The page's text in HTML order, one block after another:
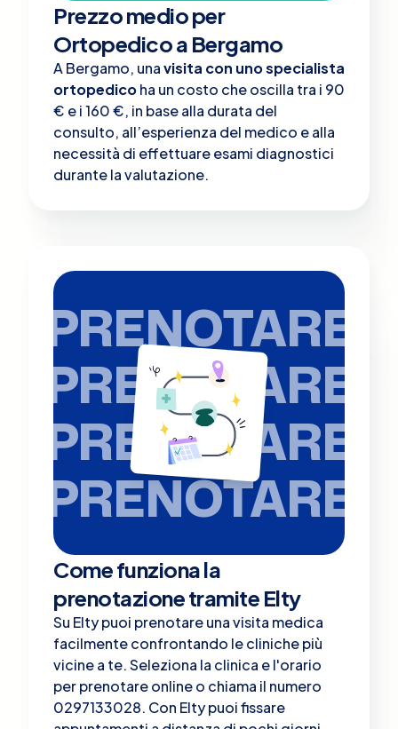
Prezzo medio per
Ortopedico a Bergamo
A Bergamo, unavisita con uno specialista
ortopedicoha un costo che oscilla tra i 90
€ e i 160 €, in base alla durata del
consulto, all’esperienza del medico e alla
necessità di effettuare esami diagnostici
durante la valutazione.
PRENOTARE
PRENOTARE
PRENOTARE
PRENOTARE
Come funziona la
prenotazione tramite Elty
Su Elty puoi prenotare una visita medica
facilmente confrontando le cliniche più
vicine a te. Seleziona la clinica e l'orario
per prenotare online o chiama il numero
0297133028. Con Elty puoi fissare